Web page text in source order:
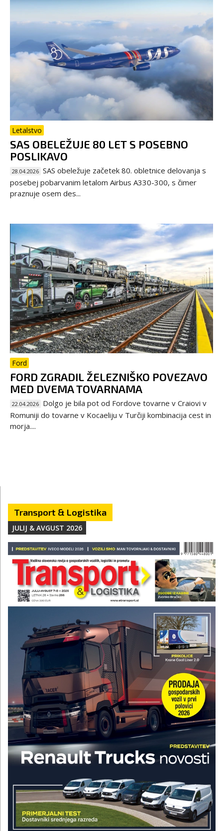
Letalstvo
SAS OBELEŽUJE 80 LET S POSEBNO
POSLIKAVO
28.04.2026 SAS obeležuje začetek 80. obletnice delovanja s
posebej pobarvanim letalom Airbus A330-300, s čimer
praznuje osem des...
Ford
FORD ZGRADIL ŽELEZNIŠKO POVEZAVO
MED DVEMA TOVARNAMA
22.04.2026 Dolgo je bila pot od Fordove tovarne v Craiovi v
Romuniji do tovarne v Kocaeliju v Turčiji kombinacija cest in
morja....
Transport & Logistika
JULIJ & AVGUST 2026